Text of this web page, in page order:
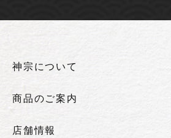
神宗について
商品のご案内
店舗情報